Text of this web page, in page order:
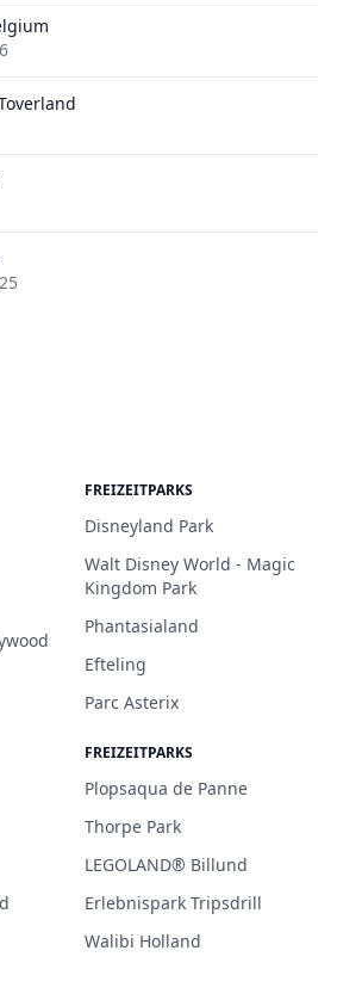
FREIZEITPARKS
Disneyland Park
Walt Disney World - Magic
Kingdom Park
Phantasialand
Efteling
Parc Asterix
FREIZEITPARKS
Plopsaqua de Panne
Thorpe Park
LEGOLAND® Billund
Erlebnispark Tripsdrill
Walibi Holland